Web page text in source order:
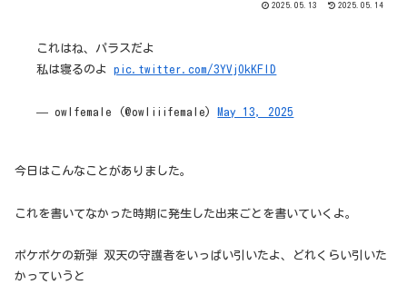
2025.05.13 2025.05.14
これはね、パラスだよ
私は寝るのよpic.twitter.com/3YVjOkKFlD
— owlfemale (@owliiifemale)May 13, 2025
今日はこんなことがありました。
これを書いてなかった時期に発生した出来ごとを書いていくよ。
ポケポケの新弾 双天の守護者をいっぱい引いたよ、どれくらい引いた
かっていうと